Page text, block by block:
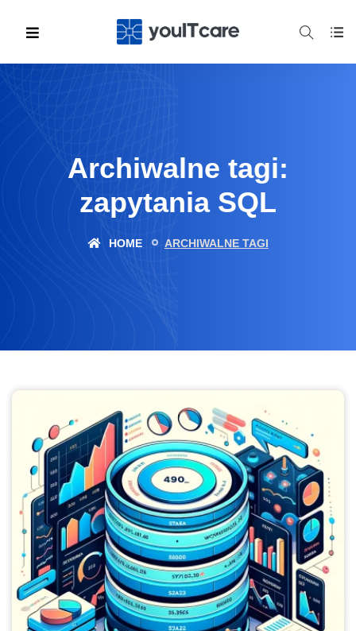
Archiwalne tagi:
zapytania SQL
HOME ARCHIWALNE TAGI